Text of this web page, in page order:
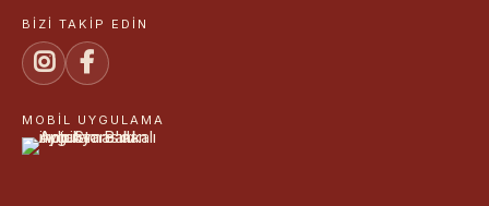
BIZI TAKIP EDIN
MOBIL UYGULAMA